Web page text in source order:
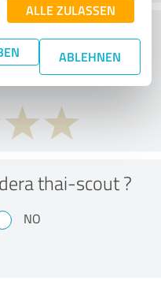
ALLE ZULASSEN
ABLEHNEN
of the price to
ratio?
thai-scout ?
NO